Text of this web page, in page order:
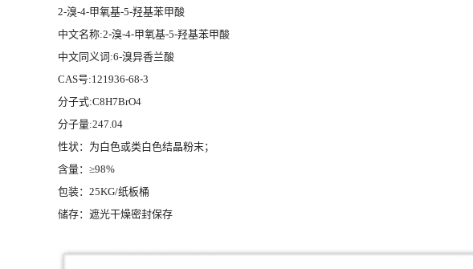
2-溴-4-甲氧基-5-羟基苯甲酸
中文名称:2-溴-4-甲氧基-5-羟基苯甲酸
中文同义词:6-溴异香兰酸
CAS号:121936-68-3
分子式:C8H7BrO4
分子量:247.04
性状：为白色或类白色结晶粉末；
含量：≥98%
包装：25KG/纸板桶
储存：遮光干燥密封保存